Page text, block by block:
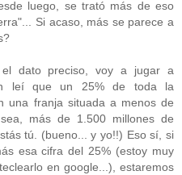
luego, se trató más de eso
Si acaso, más se parece a
dato preciso, voy a jugar a
leí que un 25% de toda la
una franja situada a menos de
más de 1.500 millones de
tú. (bueno... y yo!!) Eso sí, si
esa cifra del 25% (estoy muy
en google...), estaremos